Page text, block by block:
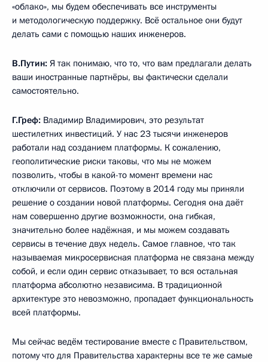
«облако», мы будем обеспечивать все инструменты
и методологическую поддержку. Всё остальное они будут
делать сами с помощью наших инженеров.
В.Путин: Я так понимаю, что то, что вам предлагали делать
ваши иностранные партнёры, вы фактически сделали
самостоятельно.
Г.Греф: Владимир Владимирович, это результат
шестилетних инвестиций. У нас 23 тысячи инженеров
работали над созданием платформы. К сожалению,
геополитические риски таковы, что мы не можем
позволить, чтобы в какой-то момент времени нас
отключили от сервисов. Поэтому в 2014 году мы приняли
решение о создании новой платформы. Сегодня она даёт
нам совершенно другие возможности, она гибкая,
значительно более надёжная, и мы можем создавать
сервисы в течение двух недель. Самое главное, что так
называемая микросервисная платформа не связана между
собой, и если один сервис отказывает, то вся остальная
платформа абсолютно независима. В традиционной
архитектуре это невозможно, пропадает функциональность
всей платформы.
Мы сейчас ведём тестирование вместе с Правительством,
потому что для Правительства характерны все те же самые